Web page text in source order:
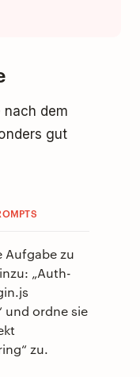
nach dem
gut
Aufgabe zu
„Auth-
und ordne sie
zu.